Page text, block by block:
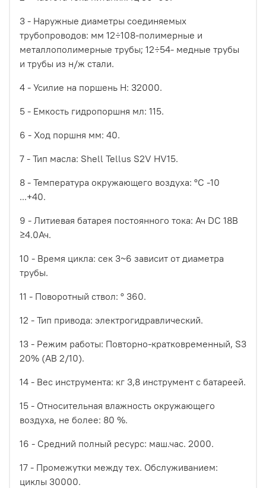
3 - Наружные диаметры соединяемых
трубопроводов: мм 12÷108-полимерные и
металлополимерные трубы; 12÷54- медные трубы
и трубы из н/ж стали.
4 - Усилие на поршень Н: 32000.
5 - Емкость гидропоршня мл: 115.
6 - Ход поршня мм: 40.
7 - Тип масла: Shell Tellus S2V HV15.
8 - Температура окружающего воздуха: °С -10
...+40.
9 - Литиевая батарея постоянного тока: Ач DC 18В
≥4.0Ач.
10 - Время цикла: сек 3~6 зависит от диаметра
трубы.
11 - Поворотный ствол: ° 360.
12 - Тип привода: электрогидравлический.
13 - Режим работы: Повторно-кратковременный, S3
20% (АВ 2/10).
14 - Вес инструмента: кг 3,8 инструмент с батареей.
15 - Относительная влажность окружающего
воздуха, не более: 80 %.
16 - Средний полный ресурс: маш.час. 2000.
17 - Промежутки между тех. Обслуживанием:
циклы 30000.